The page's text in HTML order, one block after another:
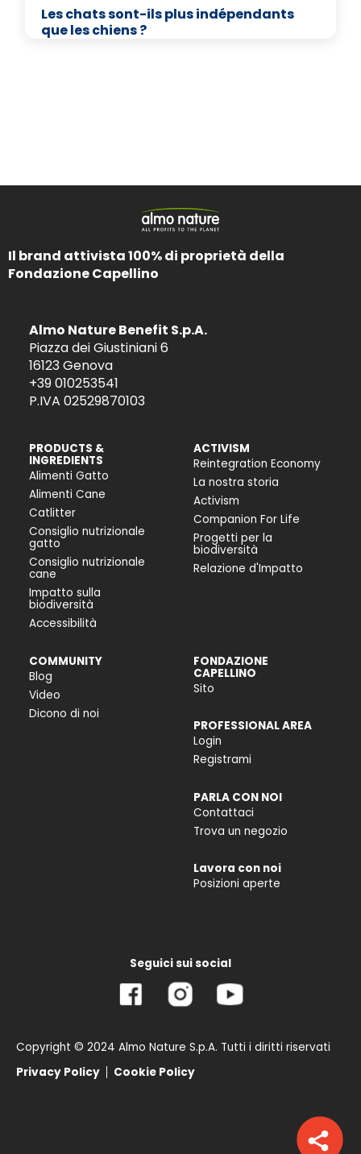
Les chats sont-ils plus indépendants
que les chiens ?
Il brand attivista 100% di proprietà della
Fondazione Capellino
Almo Nature Benefit S.p.A.
Piazza dei Giustiniani 6
16123 Genova
+39 010253541
P.IVA 02529870103
PRODUCTS &
INGREDIENTS
Alimenti Gatto
Alimenti Cane
Catlitter
Consiglio nutrizionale
gatto
Consiglio nutrizionale
cane
Impatto sulla
biodiversità
Accessibilità
ACTIVISM
Reintegration Economy
La nostra storia
Activism
Companion For Life
Progetti per la
biodiversità
Relazione d'Impatto
COMMUNITY
Blog
Video
Dicono di noi
FONDAZIONE
CAPELLINO
Sito
PROFESSIONAL AREA
Login
Registrami
PARLA CON NOI
Contattaci
Trova un negozio
Lavora con noi
Posizioni aperte
Seguici sui social
Copyright © 2024 Almo Nature S.p.A. Tutti i diritti riservati
Privacy Policy
Cookie Policy